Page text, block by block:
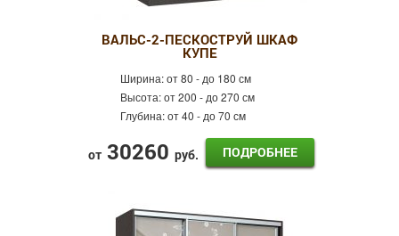
ВАЛЬС-2-ПЕСКОСТРУЙ ШКАФ
КУПЕ
Ширина:от 80 - до 180 см
Высота:от 200 - до 270 см
Глубина:от 40 - до 70 см
от 30260 руб. ПОДРОБНЕЕ